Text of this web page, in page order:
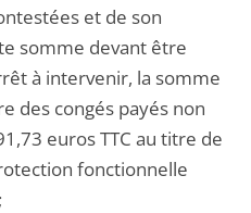
et de son
somme devant être
à intervenir, la somme
des congés payés non
euros TTC au titre de
fonctionnelle